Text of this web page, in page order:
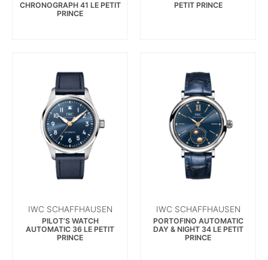
CHRONOGRAPH 41 LE PETIT
PRINCE
PETIT PRINCE
IWC SCHAFFHAUSEN
PILOT’S WATCH
AUTOMATIC 36 LE PETIT
PRINCE
IWC SCHAFFHAUSEN
PORTOFINO AUTOMATIC
DAY & NIGHT 34 LE PETIT
PRINCE